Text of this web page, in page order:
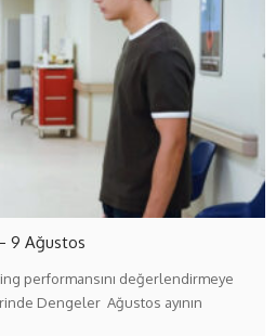
9 Ağustos
performansını değerlendirmeye
Dengeler Ağustos ayının